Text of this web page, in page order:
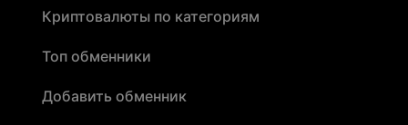
Криптовалюты по категориям
Топ обменники
Добавить обменник